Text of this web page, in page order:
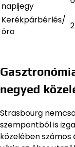
napijegy
Kerékpárbérlés/
óra
negyed
Strasbourg
szempontból is
közelében